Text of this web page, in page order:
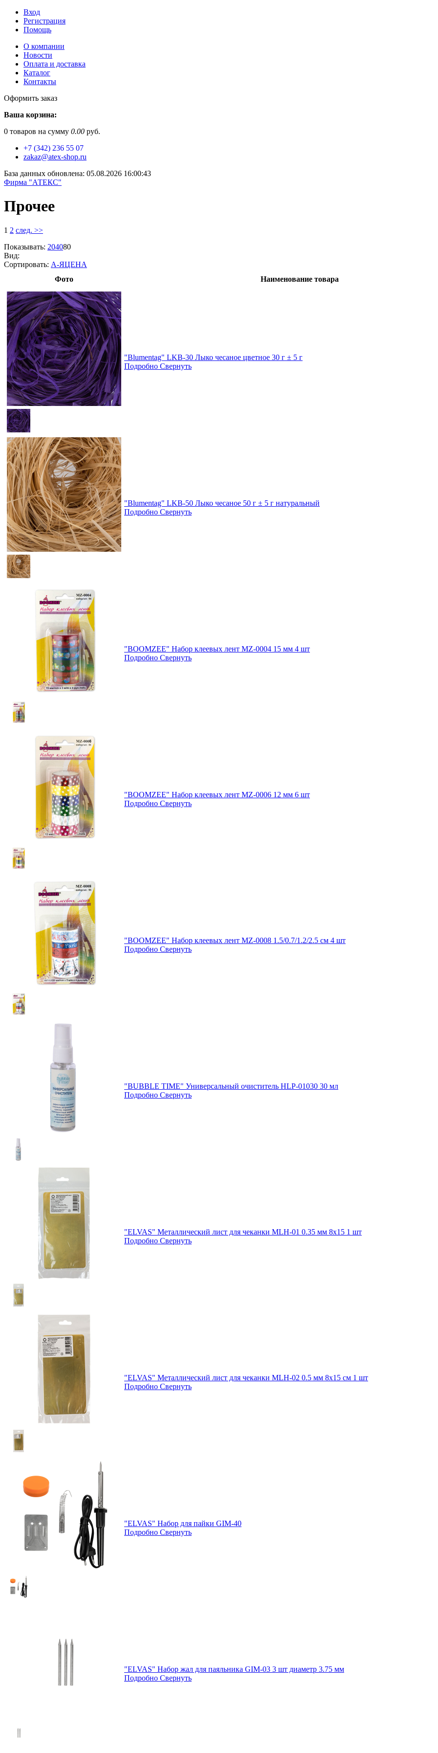
Вход
Регистрация
Помощь
О компании
Новости
Оплата и доставка
Каталог
Контакты
Оформить заказ
Ваша корзина:
0 товаров на сумму 0.00 руб.
+7 (342) 236 55 07
zakaz@atex-shop.ru
База данных обновлена: 05.08.2026 16:00:43
Фирма "АТЕКС"
Прочее
1 2 след. >>
Показывать: 204080
Вид:
Сортировать: А-ЯЦЕНА
Фото
Наименование товара
"Blumentag" LKB-30 Лыко чесаное цветное 30 г ± 5 г
Подробно Свернуть
"Blumentag" LKB-50 Лыко чесаное 50 г ± 5 г натуральный
Подробно Свернуть
"BOOMZEE" Набор клеевых лент MZ-0004 15 мм 4 шт
Подробно Свернуть
"BOOMZEE" Набор клеевых лент MZ-0006 12 мм 6 шт
Подробно Свернуть
"BOOMZEE" Набор клеевых лент MZ-0008 1.5/0.7/1.2/2.5 см 4 шт
Подробно Свернуть
"BUBBLE TIME" Универсальный очиститель HLP-01030 30 мл
Подробно Свернуть
"ELVAS" Металлический лист для чеканки MLH-01 0.35 мм 8х15 1 шт
Подробно Свернуть
"ELVAS" Металлический лист для чеканки MLH-02 0.5 мм 8х15 см 1 шт
Подробно Свернуть
"ELVAS" Набор для пайки GIM-40
Подробно Свернуть
"ELVAS" Набор жал для паяльника GIM-03 3 шт диаметр 3.75 мм
Подробно Свернуть